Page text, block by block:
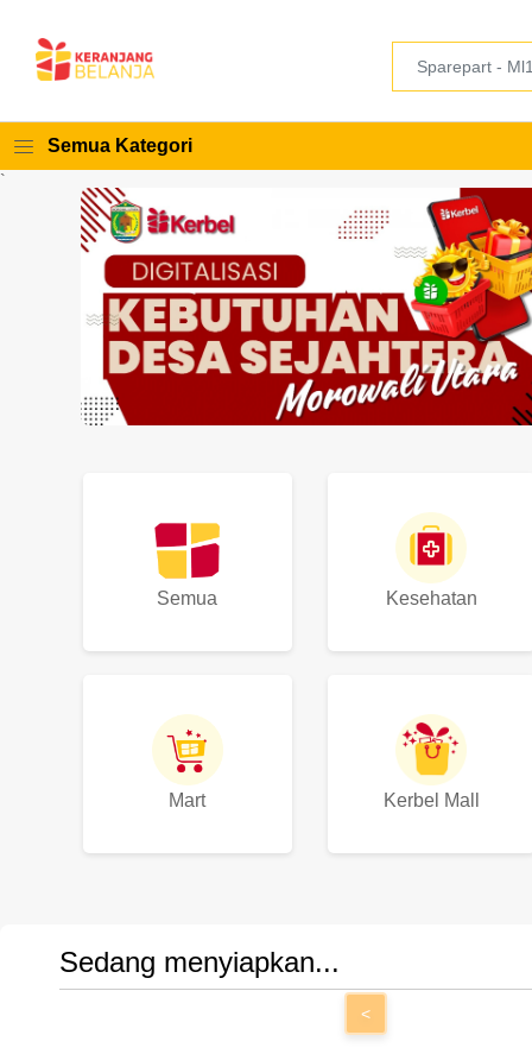
Semua Kategori
`
Semua Kesehatan
Mart Kerbel Mall
Sedang menyiapkan...
<